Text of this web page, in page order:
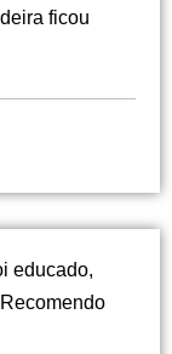
ficou
educado,